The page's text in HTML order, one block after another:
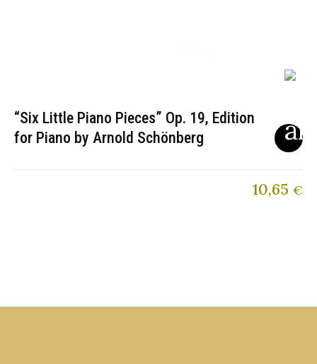
“Six Little Piano Pieces” Op. 19, Edition
for Piano by Arnold Schönberg
10,65 €